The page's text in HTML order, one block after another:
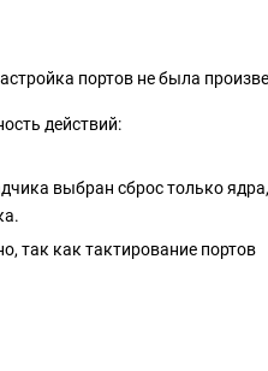
портов не была
действий:
выбран сброс только
так как тактирование портов